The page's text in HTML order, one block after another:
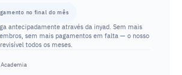
no final do mês
antecipadamente através da inyad. Sem mais
sem mais pagamentos em falta — o nosso
todos os meses.